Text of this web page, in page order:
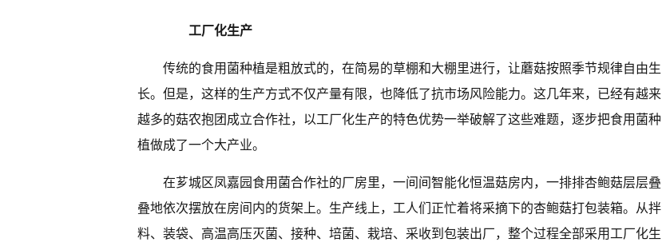
工厂化生产
传统的食用菌种植是粗放式的，在简易的草棚和大棚里进行，让蘑菇按照季节规律自由生
长。但是，这样的生产方式不仅产量有限，也降低了抗市场风险能力。这几年来，已经有越来
越多的菇农抱团成立合作社，以工厂化生产的特色优势一举破解了这些难题，逐步把食用菌种
植做成了一个大产业。
在芗城区凤嘉园食用菌合作社的厂房里，一间间智能化恒温菇房内，一排排杏鲍菇层层叠
叠地依次摆放在房间内的货架上。生产线上，工人们正忙着将采摘下的杏鲍菇打包装箱。从拌
料、装袋、高温高压灭菌、接种、培菌、栽培、采收到包装出厂，整个过程全部采用工厂化生